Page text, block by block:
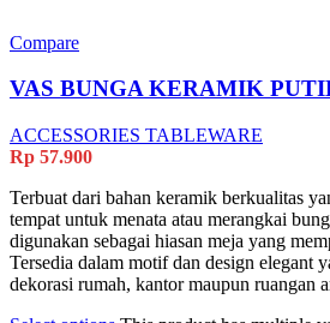
Compare
VAS BUNGA KERAMIK
ACCESSORIES TABLEWARE
Rp 57.900
Terbuat dari bahan keramik berkualitas
tempat untuk menata atau merangkai
digunakan sebagai hiasan meja yang
Tersedia dalam motif dan design elegant
dekorasi rumah, kantor maupun ruangan